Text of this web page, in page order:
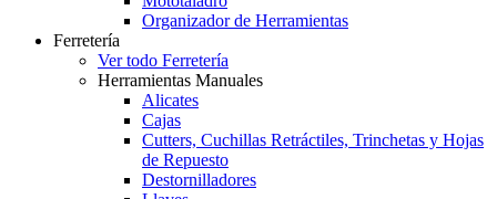
Organizador de Herramientas
Ferretería
Ver todo Ferretería
Herramientas Manuales
Alicates
Cajas
Cutters, Cuchillas Retráctiles, Trinchetas y Hojas
de Repuesto
Destornilladores